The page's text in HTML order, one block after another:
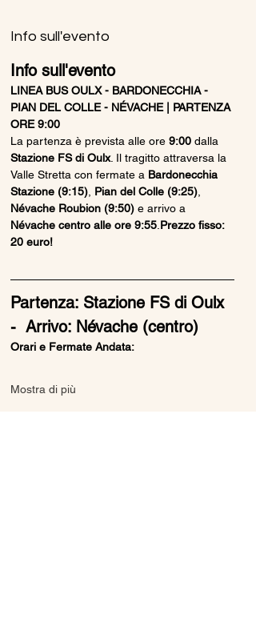
Info sull'evento
Info sull'evento
LINEA BUS OULX - BARDONECCHIA -
PIAN DEL COLLE - NÉVACHE | PARTENZA
ORE 9:00
La partenza è prevista alle ore 9:00 dalla
Stazione FS di Oulx. Il tragitto attraversa la
Valle Stretta con fermate a Bardonecchia
Stazione (9:15) Pian del Colle (9:25)
Névache Roubion (9:50) e arrivo a
Névache centro alle ore 9:55 Prezzo fisso:
20 euro!
Partenza: Stazione FS di Oulx
-  Arrivo: Névache (centro)
Orari e Fermate Andata:
Mostra di più